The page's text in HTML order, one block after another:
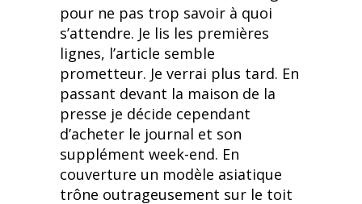
pour ne pas trop savoir à quoi
s’attendre. Je lis les premières
lignes, l’article semble
prometteur. Je verrai plus tard. En
passant devant la maison de la
presse je décide cependant
d’acheter le journal et son
supplément week-end. En
couverture un modèle asiatique
trône outrageusement sur le toit